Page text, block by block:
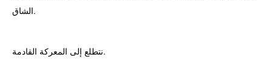
الشاق.
نتطلع إلى المعركة القادمة.